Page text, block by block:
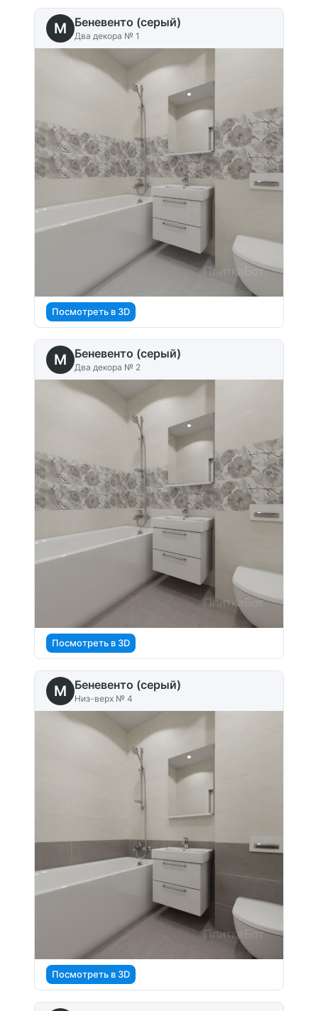
M Беневенто (серый)
Два декора № 1
Посмотреть в 3D
M Беневенто (серый)
Два декора № 2
Посмотреть в 3D
M Беневенто (серый)
Низ-верх № 4
Посмотреть в 3D